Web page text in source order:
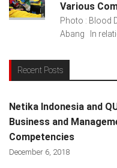
Various
Photo : Blood
Abang In
Recent Posts
Netika Indonesia and
Business and
Competencies
December 6, 2018